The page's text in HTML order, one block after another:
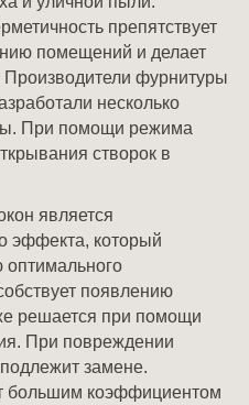
препятствует
помещений и делает
фурнитуры
несколько
При помощи режима
створок в
является
эффекта, который
оптимального
появлению
решается при помощи
При повреждении
замене.
большим коэффициентом